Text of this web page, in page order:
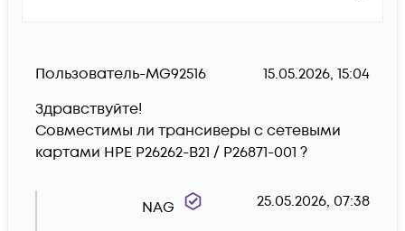
Пользователь-MG92516
15.05.2026, 15:04
Здравствуйте!
Совместимы ли трансиверы с сетевыми
картами HPE P26262-B21 / P26871-001 ?
NAG 25.05.2026, 07:38